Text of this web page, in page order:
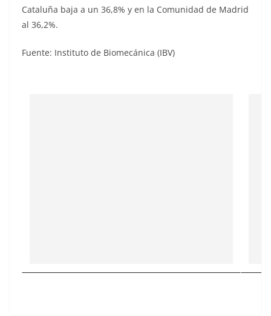
Cataluña baja a un 36,8% y en la Comunidad de Madrid
al 36,2%.
Fuente: Instituto de Biomecánica (IBV)